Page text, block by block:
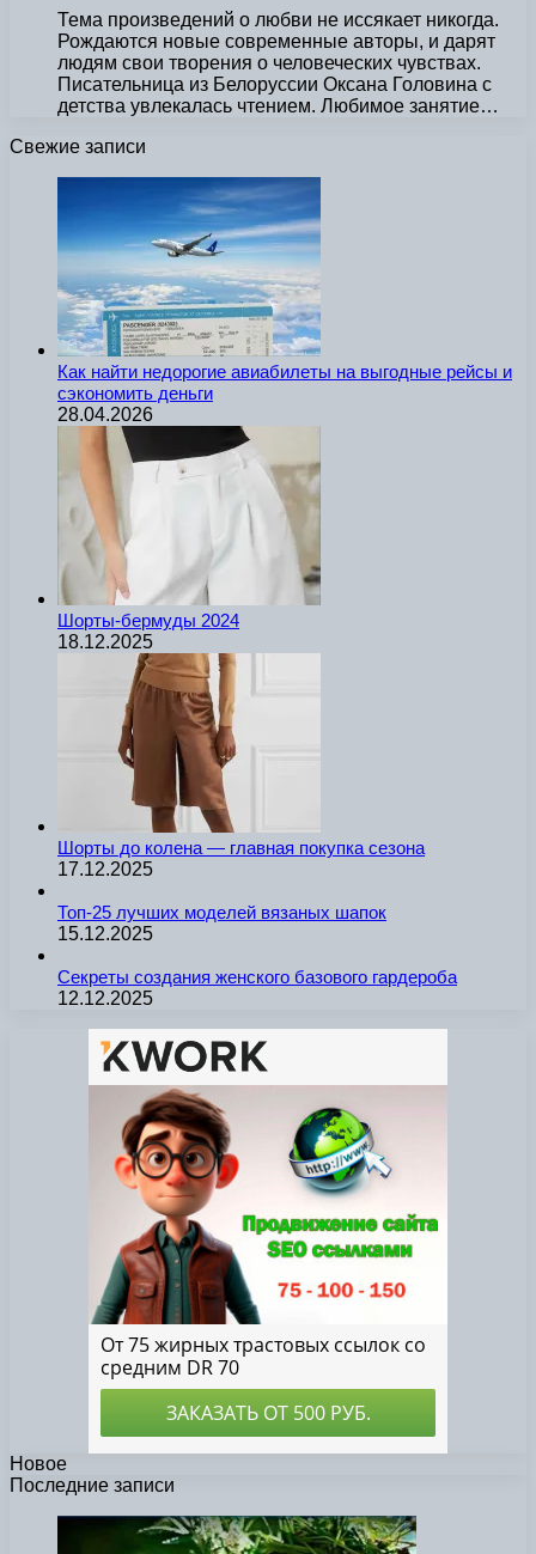
Тема произведений о любви не иссякает никогда.
Рождаются новые современные авторы, и дарят
людям свои творения о человеческих чувствах.
Писательница из Белоруссии Оксана Головина с
детства увлекалась чтением. Любимое занятие…
Свежие записи
Как найти недорогие авиабилеты на выгодные рейсы и
сэкономить деньги
28.04.2026
Шорты-бермуды 2024
18.12.2025
Шорты до колена — главная покупка сезона
17.12.2025
Топ-25 лучших моделей вязаных шапок
15.12.2025
Секреты создания женского базового гардероба
12.12.2025
Новое
Последние записи